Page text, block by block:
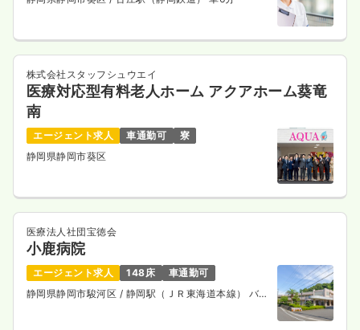
給与 お問い合わせください
日祝休み
ブランク可
気になる
株式会社スタッフシュウエイ
医療対応型有料老人ホーム アクアホーム葵竜
南
エージェント求人 車通勤可
寮
静岡県静岡市葵区
医療法人社団宝徳会
小鹿病院
エージェント求人 148床
車通勤可
静岡県静岡市駿河区 / 静岡駅（ＪＲ東海道本線） バス